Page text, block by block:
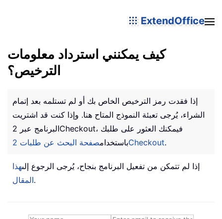
ExtendOffice
كيف يمكنني استرداد معلومات
الترخيص؟
إذا فقدت رمز الترخيص الخاص بك أو لم تستلمه بعد إتمام
الشراء، يُرجى تعبئة النموذج المتاح هنا. وإذا كنت قد اشتريت
البرنامج عبر 2Checkout، فيمكنك العثور على طلبك
باستخدامصفحة البحث عن طلبات 2Checkout.
إذا لم تتمكن من تفعيل البرنامج بنجاح، يُرجى الرجوع إلىهذا
المقال.